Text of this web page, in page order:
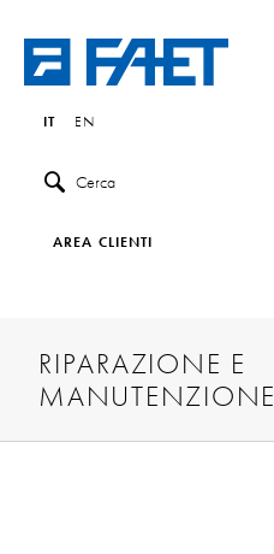
IT EN
Cerca
AREA CLIENTI
RIPARAZIONE E
MANUTENZIONE